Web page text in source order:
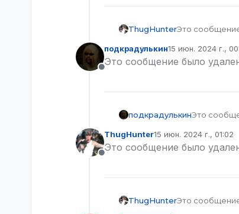
ThugHunterЭто
Не в сети
подкрадулькин15 июн. 2024 г.,
отредактировано
Это сообщение было
подкрадулькинЭто
Не в сети
ThugHunter15 июн. 2024 г., 01:02
отредактировано
Это сообщение было
ThugHunterЭто